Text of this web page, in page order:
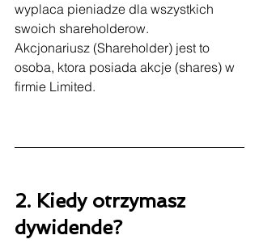
wyplaca pieniadze dla wszystkich
swoich shareholderow.
Akcjonariusz (Shareholder) jest to
osoba, ktora posiada akcje (shares) w
firmie Limited.
2. Kiedy otrzymasz
dywidende?